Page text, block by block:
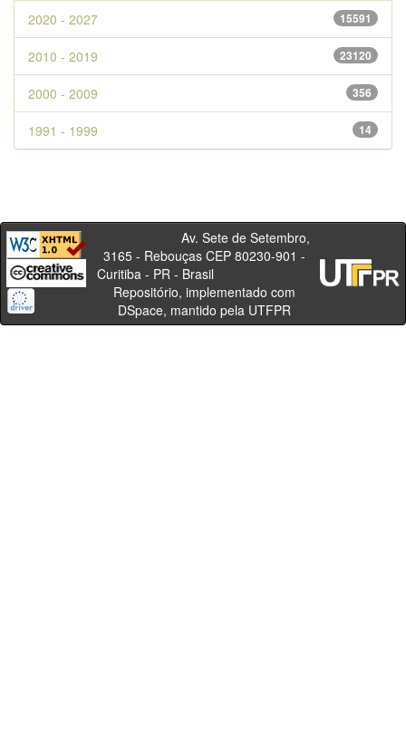
15591
2020 - 2027
23120
2010 - 2019
356
2000 - 2009
14
1991 - 1999
Av. Sete de Setembro,
3165 - Rebouças CEP 80230-901 -
Curitiba - PR - Brasil
Repositório, implementado com
DSpace, mantido pela UTFPR